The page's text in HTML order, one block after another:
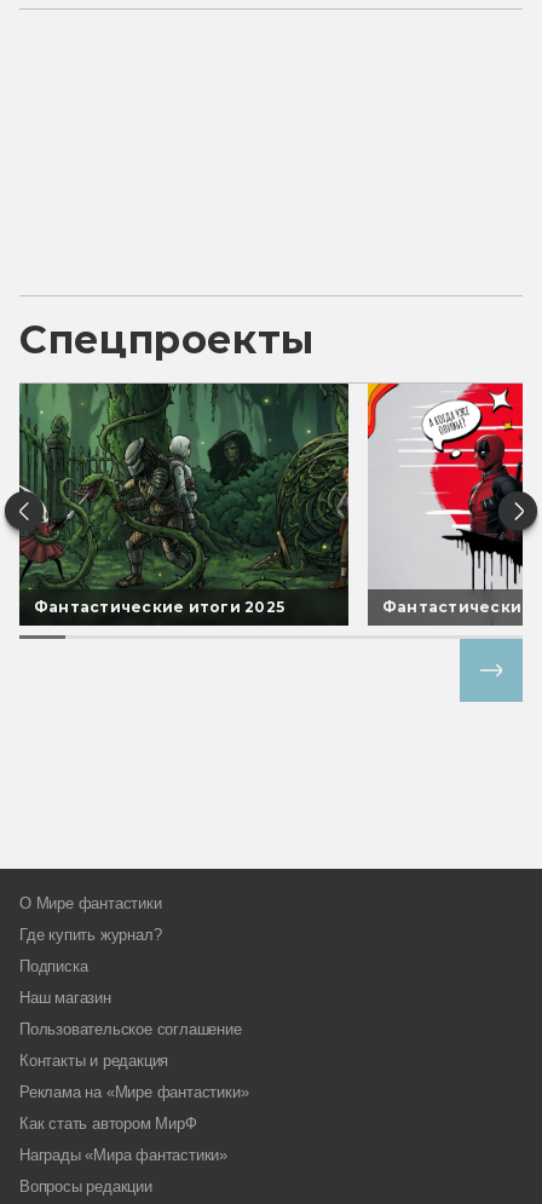
Спецпроекты
Фантастические итоги 2025 Фантастические
О Мире фантастики
Где купить журнал?
Подписка
Наш магазин
Пользовательское соглашение
Контакты и редакция
Реклама на «Мире фантастики»
Как стать автором МирФ
Награды «Мира фантастики»
Вопросы редакции